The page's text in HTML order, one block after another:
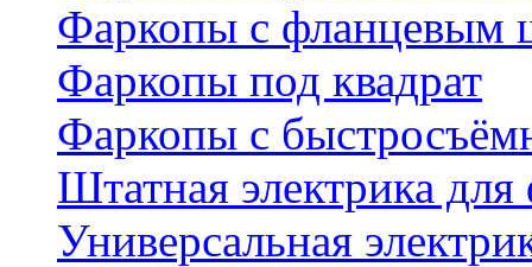
Фаркопы с фланцевым
Фаркопы под квадрат
Фаркопы с
Штатная электрика
Универсальная